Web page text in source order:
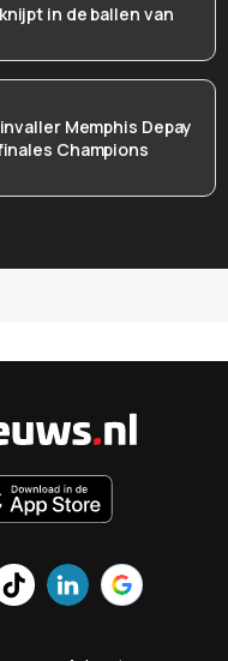
in de ballen van
Memphis Depay
Champions